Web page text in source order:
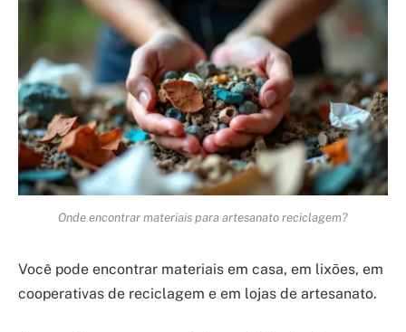
Onde encontrar materiais para artesanato reciclagem?
Você pode encontrar materiais em casa, em lixões, em
cooperativas de reciclagem e em lojas de artesanato.